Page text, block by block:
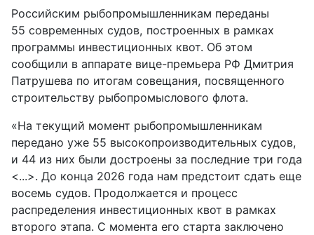
Российским рыбопромышленникам переданы
55 современных судов, построенных в рамках
программы инвестиционных квот. Об этом
сообщили в аппарате вице-премьера РФ Дмитрия
Патрушева по итогам совещания, посвященного
строительству рыбопромыслового флота.
«На текущий момент рыбопромышленникам
передано уже 55 высокопроизводительных судов,
и 44 из них были достроены за последние три года
<...>. До конца 2026 года нам предстоит сдать еще
восемь судов. Продолжается и процесс
распределения инвестиционных квот в рамках
второго этапа. С момента его старта заключено